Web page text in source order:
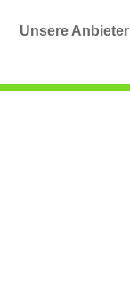
Unsere Anbieter